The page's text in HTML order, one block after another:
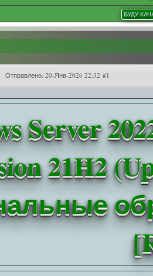
Отправлено: 20-Янв-2026 22:32 #1
Server
21H2